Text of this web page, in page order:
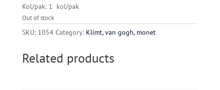
Kol/pak: 1 kol/pak
Out of stock
SKU: 1054 Category: Klimt, van gogh, monet
Related products